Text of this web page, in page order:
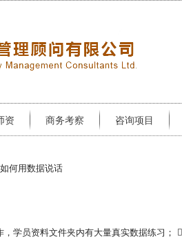
资 商务考察 咨询项目
何用数据说话
学员资料文件夹内有大量真实数据练习； 